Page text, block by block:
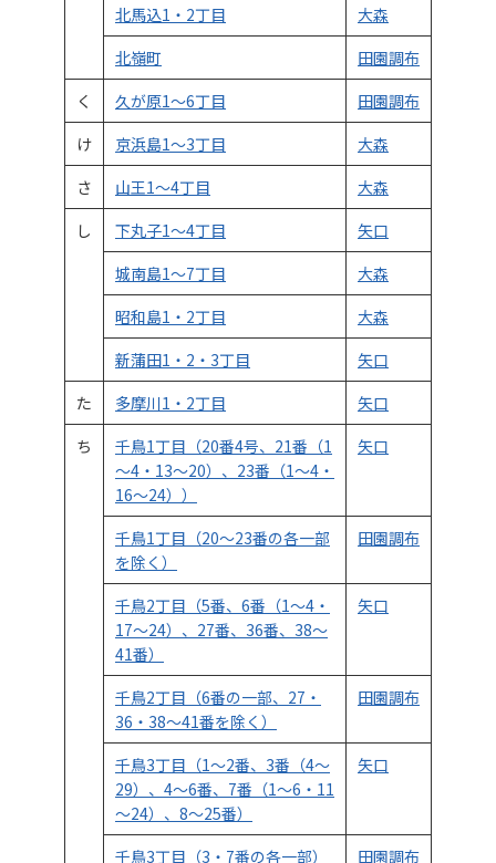
北馬込1・2丁目
大森
北嶺町
田園調布
く
久が原1～6丁目
田園調布
け
京浜島1～3丁目
大森
さ
山王1～4丁目
大森
し
下丸子1～4丁目
矢口
城南島1～7丁目
大森
昭和島1・2丁目
大森
新蒲田1・2・3丁目
矢口
た
多摩川1・2丁目
矢口
ち
千鳥1丁目（20番4号、21番（1
～4・13～20）、23番（1～4・
16～24））
矢口
千鳥1丁目（20～23番の各一部
を除く）
田園調布
千鳥2丁目（5番、6番（1～4・
17～24）、27番、36番、38～
41番）
矢口
千鳥2丁目（6番の一部、27・
36・38～41番を除く）
田園調布
千鳥3丁目（1～2番、3番（4～
29）、4～6番、7番（1～6・11
～24）、8～25番）
矢口
千鳥3丁目（3・7番の各一部） 田園調布